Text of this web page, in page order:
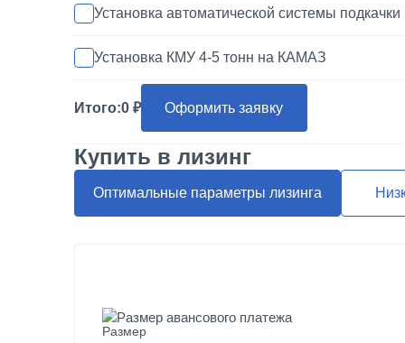
Установка автоматической системы
Установка КМУ 4-5 тонн на КАМАЗ
Установка запасного колеса на КАМАЗ
Переделка двигателя КАМАЗ ЕВРО-3/4/5 на
Наращивание кузова и бортов на КАМАЗ
Итого:0 Оформить заявку
Купить в лизинг
Оптимальные параметры лизинга
Размер авансового платежа